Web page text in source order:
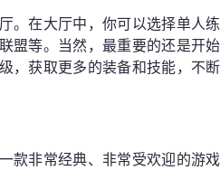
。在大厅中，你可以选择单人
盟等。当然，最重要的还是开
，获取更多的装备和技能，不
款非常经典、非常受欢迎的游